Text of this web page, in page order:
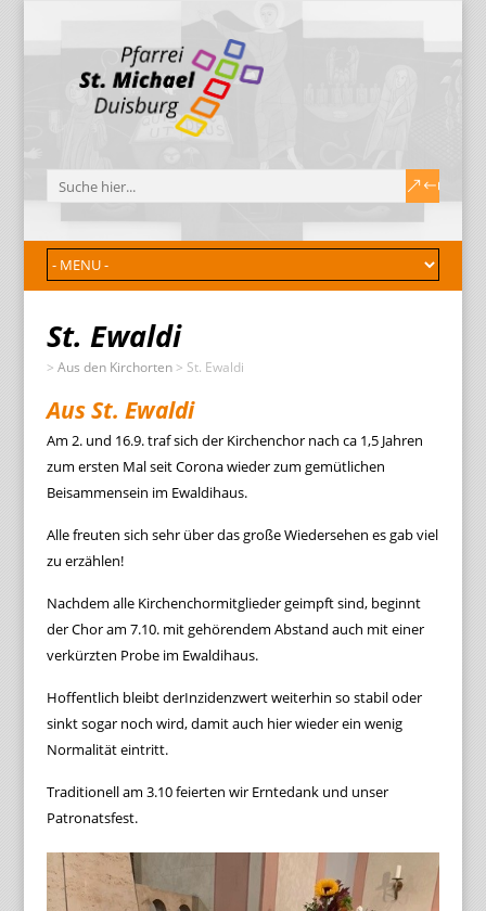
St. Ewaldi
> Aus den Kirchorten> St. Ewaldi
Aus St. Ewaldi
Am 2. und 16.9. traf sich der Kirchenchor nach ca 1,5 Jahren
zum ersten Mal seit Corona wieder zum gemütlichen
Beisammensein im Ewaldihaus.
Alle freuten sich sehr über das große Wiedersehen es gab viel
zu erzählen!
Nachdem alle Kirchenchormitglieder geimpft sind, beginnt
der Chor am 7.10. mit gehörendem Abstand auch mit einer
verkürzten Probe im Ewaldihaus.
Hoffentlich bleibt derInzidenzwert weiterhin so stabil oder
sinkt sogar noch wird, damit auch hier wieder ein wenig
Normalität eintritt.
Traditionell am 3.10 feierten wir Erntedank und unser
Patronatsfest.